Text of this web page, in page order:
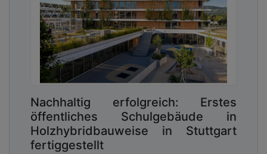
Bürger und Besucher der Odenwaldgemeinde freuen
sich über die neue attraktive Ortsmitte. (Foto: Beton-
Pfenning)
Flächen dienen als Bindeglied
Besondere Bedeutung kam im Rahmen der
4.200 m² große Areal (Platz und Gehsteige entlang
das KVP) befestigt werden sollte. Hierzu Ingo
Rohleder:„Die sanierten Flächen fungieren als
Bindeglied zwischen dem Rathaus, den
Nachhaltig erfolgreich: Erstes
öffentliches Schulgebäude in
Holzhybridbauweise in Stuttgart
fertiggestellt